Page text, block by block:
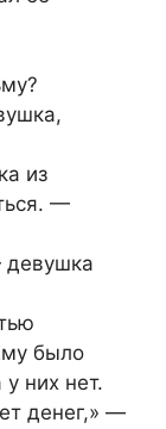
из
—
девушка
было
них нет.
денег,» —